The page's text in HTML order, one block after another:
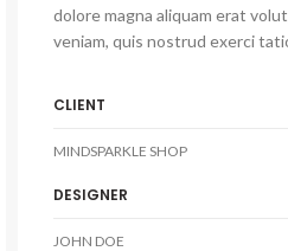
dolore magna aliquam erat
veniam, quis nostrud exerci
CLIENT
MINDSPARKLE SHOP
DESIGNER
JOHN DOE